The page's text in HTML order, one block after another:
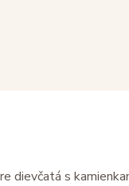
dievčatá s